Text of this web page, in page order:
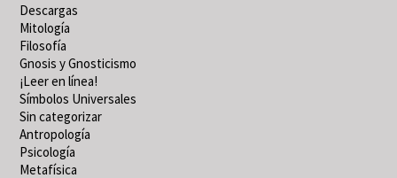
Descargas
Mitología
Filosofía
Gnosis y Gnosticismo
¡Leer en línea!
Símbolos Universales
Sin categorizar
Antropología
Psicología
Metafísica